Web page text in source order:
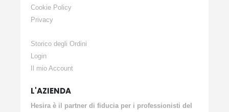
Cookie Policy
Privacy
Storico degli Ordini
Login
Il mio Account
L'AZIENDA
Hesira è il partner di fiducia per i professionisti del